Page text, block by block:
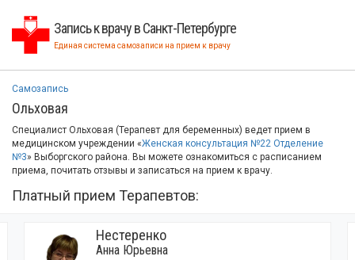
Запись к врачу в Санкт-Петербурге
Единая система самозаписи на прием к врачу
Самозапись
Ольховая
Специалист Ольховая (Терапевт для беременных) ведет прием в
медицинском учреждении «Женская консультация №22 Отделение
№3» Выборгского района. Вы можете ознакомиться с расписанием
приема, почитать отзывы и записаться на прием к врачу.
Платный прием Терапевтов:
Нестеренко
Анна Юрьевна